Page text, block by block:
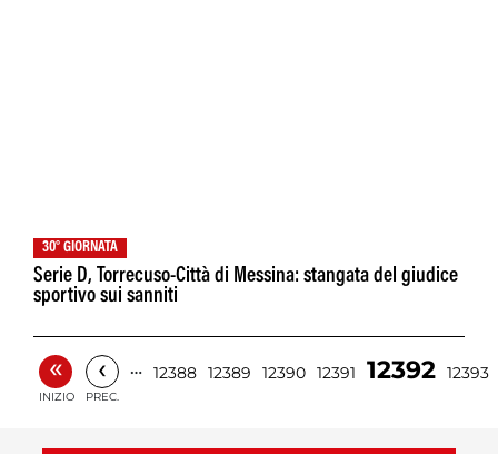
30° GIORNATA
Serie D, Torrecuso-Città di Messina: stangata del giudice
sportivo sui sanniti
«
INIZIO
‹
PREC.
… 12388 12389 12390 12391 12392 12393